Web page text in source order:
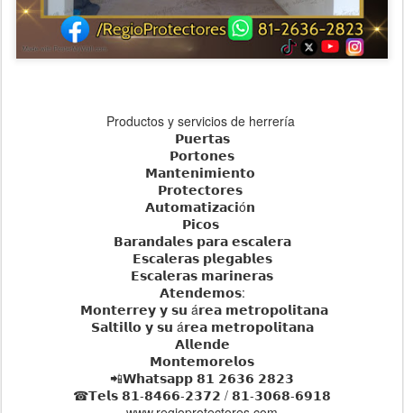
Productos y servicios de herrería
𝗣𝘂𝗲𝗿𝘁𝗮𝘀
𝗣𝗼𝗿𝘁𝗼𝗻𝗲𝘀
𝗠𝗮𝗻𝘁𝗲𝗻𝗶𝗺𝗶𝗲𝗻𝘁𝗼
𝗣𝗿𝗼𝘁𝗲𝗰𝘁𝗼𝗿𝗲𝘀
𝗔𝘂𝘁𝗼𝗺𝗮𝘁𝗶𝘇𝗮𝗰𝗶ó𝗻
𝗣𝗶𝗰𝗼𝘀
𝗕𝗮𝗿𝗮𝗻𝗱𝗮𝗹𝗲𝘀 𝗽𝗮𝗿𝗮 𝗲𝘀𝗰𝗮𝗹𝗲𝗿𝗮
𝗘𝘀𝗰𝗮𝗹𝗲𝗿𝗮𝘀 𝗽𝗹𝗲𝗴𝗮𝗯𝗹𝗲𝘀
𝗘𝘀𝗰𝗮𝗹𝗲𝗿𝗮𝘀 𝗺𝗮𝗿𝗶𝗻𝗲𝗿𝗮𝘀
𝗔𝘁𝗲𝗻𝗱𝗲𝗺𝗼𝘀:
𝗠𝗼𝗻𝘁𝗲𝗿𝗿𝗲𝘆 𝘆 𝘀𝘂 á𝗿𝗲𝗮 𝗺𝗲𝘁𝗿𝗼𝗽𝗼𝗹𝗶𝘁𝗮𝗻𝗮
𝗦𝗮𝗹𝘁𝗶𝗹𝗹𝗼 𝘆 𝘀𝘂 á𝗿𝗲𝗮 𝗺𝗲𝘁𝗿𝗼𝗽𝗼𝗹𝗶𝘁𝗮𝗻𝗮
𝗔𝗹𝗹𝗲𝗻𝗱𝗲
𝗠𝗼𝗻𝘁𝗲𝗺𝗼𝗿𝗲𝗹𝗼𝘀
📲𝗪𝗵𝗮𝘁𝘀𝗮𝗽𝗽 𝟴𝟭 𝟮𝟲𝟯𝟲 𝟮𝟴𝟮𝟯
☎𝗧𝗲𝗹𝘀 𝟴𝟭-𝟴𝟰𝟲𝟲-𝟮𝟯𝟳𝟮 / 𝟴𝟭-𝟯𝟬𝟲𝟴-𝟲𝟵𝟭𝟴